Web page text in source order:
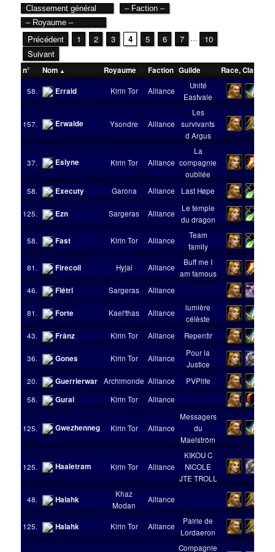
Précédent 1 2 3 4 5 6 7 ...
10
Suivant
n° Nom Royaume Faction Guilde Race,Classe
58. Errald Kirin Tor Alliance
Unité
Eastvale
157. Erwalde Ysondre Alliance
Les
survivants
d Argus
37. Eslyne Kirin Tor Alliance
La
compagnie
oubliée
58.
Executy Garona Alliance Last Høpe
125. Ezn Sargeras Alliance
Le temple
du dragon
58. Fast Kirin Tor Alliance
Team
family
81. Firecoil Hyjal Alliance
Buff me I
am famous
46.
Flétri Sargeras Alliance
81. Forte Kael'thas Alliance
lumière
célèste
43.
Frânz Kirin Tor Alliance Repentir
36. Gones Kirin Tor Alliance
Pour la
Justice
20.
Guerrierwar Archimonde Alliance
PVPlife
58.
Gural Kirin Tor Alliance
125. Gwezhenneg Kirin Tor Alliance
Messagers
du
Maelström
125. Haaletram Kirin Tor Alliance
KIKOU C
NICOLE
JTE TROLL
48. Halahk
Khaz
Modan
Alliance
125. Halahk Kirin Tor Alliance
Pairie de
Lordaeron
Compagnie